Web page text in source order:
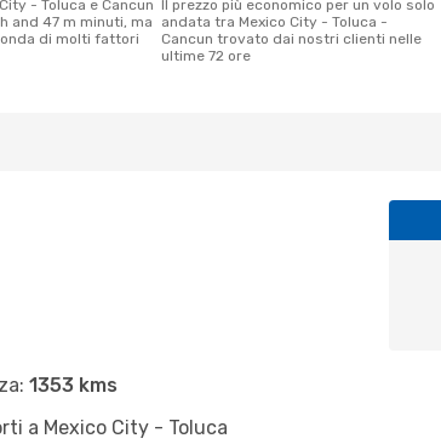
and 47 m minuti, ma
di molti fattori
Il prezzo più economico per un volo solo
andata tra Mexico City - Toluca -
Cancun trovato dai nostri clienti nelle
ultime 72 ore
1353 kms
a Mexico City - Toluca